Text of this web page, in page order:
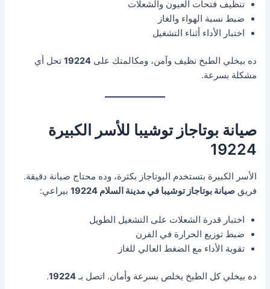
تنظيف فتحات العيون والشعلات
ضبط نسبة الهواء والغاز
اختبار الأداء أثناء التشغيل
ده بيخلي الطبخ نظيف وآمن، ومكالمتك على19224 تحل أي
مشكلة بسرعة.
صيانة بوتاجاز توشيبا للأسر الكبيرة
19224
الأسر الكبيرة بتستخدم البوتاجاز بكثرة، وده محتاج صيانة دقيقة.
فريقصيانة بوتاجاز توشيبا في مدينة السلام 19224 بيراعي:
اختبار قدرة الشعلات على التشغيل الطويل
ضبط توزيع الحرارة في الفرن
تقوية الأداء مع الضغط العالي للغاز
ده بيخلي كل الطبخ يخلص بسرعة وأمان. اتصل بـ19224
.